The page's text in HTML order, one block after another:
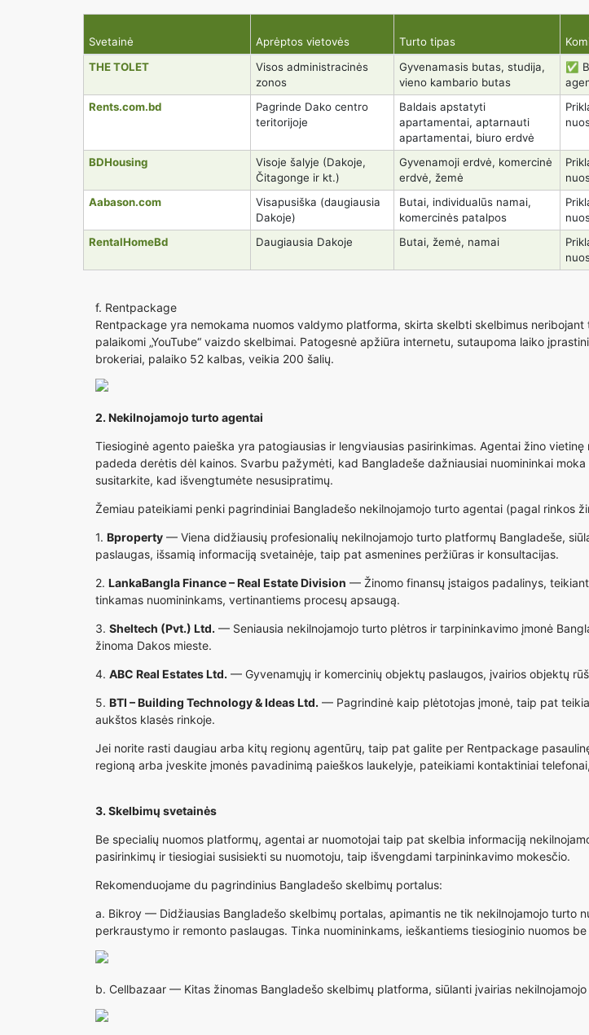
Svetainė Aprėptos vietovės Turto tipas
THE TOLET
Visos administracinės
zonos
Gyvenamasis butas, studija,
vieno kambario butas
✅
Rents.com.bd
Pagrinde Dako centro
teritorijoje
Baldais apstatyti
apartamentai, aptarnauti
apartamentai, biuro erdvė
BDHousing
Visoje šalyje (Dakoje,
Čitagonge ir kt.)
Gyvenamoji erdvė, komercinė
erdvė, žemė
Aabason.com
Visapusiška (daugiausia
Dakoje)
Butai, individualūs namai,
komercinės patalpos
RentalHomeBd
Daugiausia Dakoje Butai, žemė, namai
f. Rentpackage
Rentpackage yra nemokama nuomos valdymo platforma, skirta skelbti skelbimus
palaikomi „YouTube“ vaizdo skelbimai. Patogesnė apžiūra internetu, sutaupoma laiko
brokeriai, palaiko 52 kalbas, veikia 200 šalių.
2. Nekilnojamojo turto agentai
Tiesioginė agento paieška yra patogiausias ir lengviausias pasirinkimas. Agentai žino
padeda derėtis dėl kainos. Svarbu pažymėti, kad Bangladeše dažniausiai nuomininkai
susitarkite, kad išvengtumėte nesusipratimų.
Žemiau pateikiami penki pagrindiniai Bangladešo nekilnojamojo turto agentai (pagal rinkos
1. Bproperty — Viena didžiausių profesionalių nekilnojamojo turto platformų Bangladeše,
paslaugas, išsamią informaciją svetainėje, taip pat asmenines peržiūras ir konsultacijas.
2. LankaBangla Finance – Real Estate Division — Žinomo finansų įstaigos padalinys,
tinkamas nuomininkams, vertinantiems procesų apsaugą.
3. Sheltech (Pvt.) Ltd. — Seniausia nekilnojamojo turto plėtros ir tarpininkavimo įmonė
žinoma Dakos mieste.
4. ABC Real Estates Ltd. — Gyvenamųjų ir komercinių objektų paslaugos, įvairios objektų
5. BTI – Building Technology & Ideas Ltd. — Pagrindinė kaip plėtotojas įmonė, taip pat
aukštos klasės rinkoje.
Jei norite rasti daugiau arba kitų regionų agentūrų, taip pat galite per Rentpackage
regioną arba įveskite įmonės pavadinimą paieškos laukelyje, pateikiami kontaktiniai
3. Skelbimų svetainės
Be specialių nuomos platformų, agentai ar nuomotojai taip pat skelbia informaciją
pasirinkimų ir tiesiogiai susisiekti su nuomotoju, taip išvengdami tarpininkavimo mokesčio.
Rekomenduojame du pagrindinius Bangladešo skelbimų portalus:
a. Bikroy — Didžiausias Bangladešo skelbimų portalas, apimantis ne tik nekilnojamojo turto
perkraustymo ir remonto paslaugas. Tinka nuomininkams, ieškantiems tiesioginio nuomos
b. Cellbazaar — Kitas žinomas Bangladešo skelbimų platforma, siūlanti įvairias